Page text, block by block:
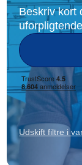
Beskriv kort
Udskift filtre i